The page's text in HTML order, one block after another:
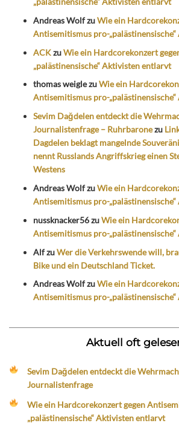
Andreas WolfzuWie ein
Antisemitismus pro-
ACKzuWie ein Hardcorekonzert
„palästinensische“ Aktivisten entlarvt
thomas weiglezuWie ein
Antisemitismus pro-
Sevim Dağdelen entdeckt die
Journalistenfrage – Ruhrbaronezu
Dagdelen beklagt mangelnde
nennt Russlands Angriffskrieg einen
Westens
Andreas WolfzuWie ein
Antisemitismus pro-
nussknacker56zuWie ein
Antisemitismus pro-
AlfzuWer die Verkehrswende will,
Bike und ein Deutschland Ticket.
Andreas WolfzuWie ein
Antisemitismus pro-
Aktuell oft
Sevim Dağdelen entdeckt die
Journalistenfrage
Wie ein Hardcorekonzert gegen
„palästinensische“ Aktivisten entlarvt